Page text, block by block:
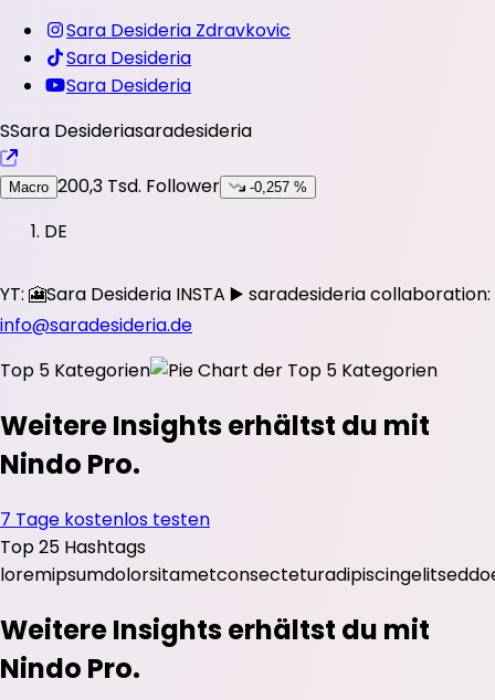
Sara Desideria Zdravkovic
Sara Desideria
Sara Desideria
SSara Desideriasaradesideria
Macro 200,3 Tsd. Follower -0,257 %
DE
YT: 🎦Sara Desideria INSTA ▶️ saradesideria collaboration:
info@saradesideria.de
Top 5 Kategorien
Weitere Insights erhältst du mit
Nindo Pro.
7 Tage kostenlos testen
Top 25 Hashtags
loremipsumdolorsitametconsecteturadipiscingelitseddo
Weitere Insights erhältst du mit
Nindo Pro.